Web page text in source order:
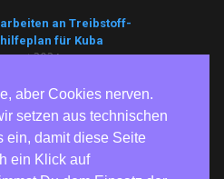
arbeiten an Treibstoff-
für Kuba
2026
aber Cookies nerven.
setzen aus technischen
ein, damit diese Seite
ein Klick auf